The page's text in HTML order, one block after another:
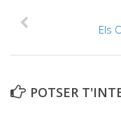
Els
POTSER